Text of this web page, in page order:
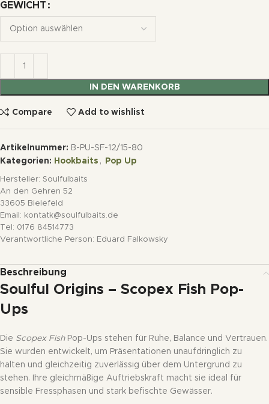
GEWICHT
IN DEN WARENKORB
Compare Add to wishlist
Artikelnummer: B-PU-SF-12/15-80
Kategorien: Hookbaits , Pop Up
Hersteller: Soulfulbaits
An den Gehren 52
33605 Bielefeld
Email: kontatk@soulfulbaits.de
Tel: 0176 84514773
Verantwortliche Person: Eduard Falkowsky
Beschreibung
Soulful Origins – Scopex Fish Pop-
Ups
Die Scopex FishPop-Ups stehen für Ruhe, Balance und Vertrauen.
Sie wurden entwickelt, um Präsentationen unaufdringlich zu
halten und gleichzeitig zuverlässig über dem Untergrund zu
stehen. Ihre gleichmäßige Auftriebskraft macht sie ideal für
sensible Fressphasen und stark befischte Gewässer.